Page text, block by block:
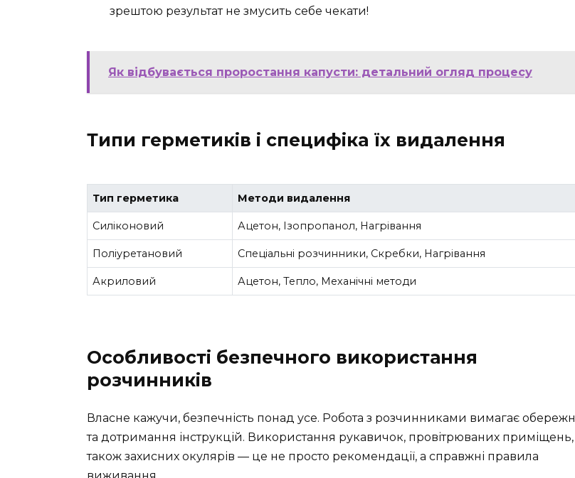
зрештою результат не змусить себе чекати!
Як відбувається проростання капусти: детальний огляд процесу
Типи герметиків і специфіка їх видалення
Тип герметика Методи видалення
Силіконовий Ацетон, Ізопропанол, Нагрівання
Поліуретановий Спеціальні розчинники, Скребки, Нагрівання
Акриловий Ацетон, Тепло, Механічні методи
Особливості безпечного використання
розчинників
Власне кажучи, безпечність понад усе. Робота з розчинниками вимагає
та дотримання інструкцій. Використання рукавичок, провітрюваних приміщень,
також захисних окулярів — це не просто рекомендації, а справжні правила